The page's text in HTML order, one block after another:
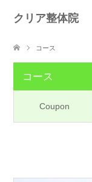
クリア整体院
コース
コース
Coupon